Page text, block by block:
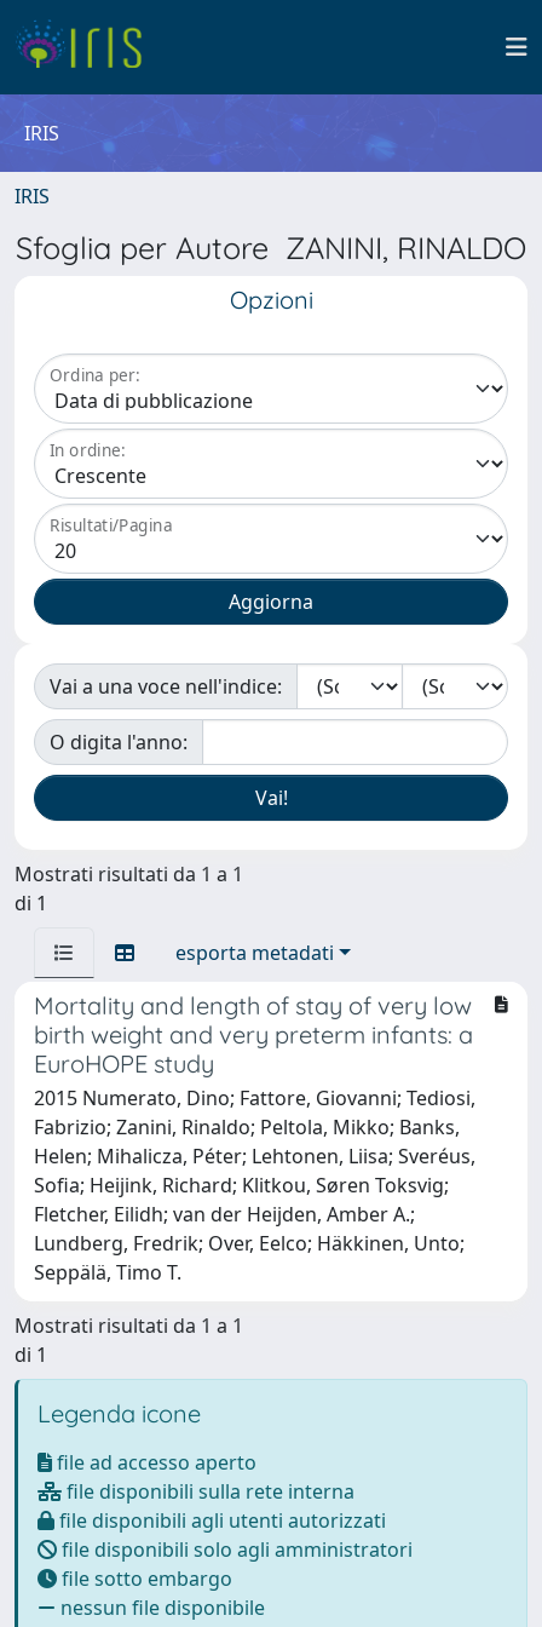
IRIS
IRIS
Sfoglia per Autore ZANINI, RINALDO
Opzioni
Ordina per:
In ordine:
Risultati/Pagina
Vai a una voce nell'indice:
O digita l'anno:
Mostrati risultati da 1 a 1
di 1
esporta metadati
Mortality and length of stay of very low
birth weight and very preterm infants: a
EuroHOPE study
2015 Numerato, Dino; Fattore, Giovanni; Tediosi,
Fabrizio; Zanini, Rinaldo; Peltola, Mikko; Banks,
Helen; Mihalicza, Péter; Lehtonen, Liisa; Sveréus,
Sofia; Heijink, Richard; Klitkou, Søren Toksvig;
Fletcher, Eilidh; van der Heijden, Amber A.;
Lundberg, Fredrik; Over, Eelco; Häkkinen, Unto;
Seppälä, Timo T.
Mostrati risultati da 1 a 1
di 1
Legenda icone
file ad accesso aperto
file disponibili sulla rete interna
file disponibili agli utenti autorizzati
file disponibili solo agli amministratori
file sotto embargo
nessun file disponibile